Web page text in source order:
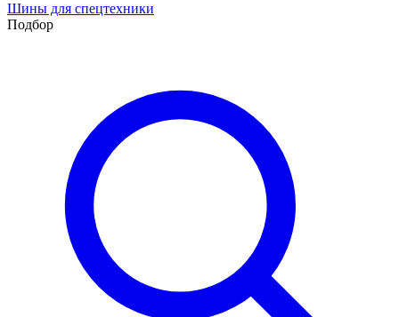
Шины для спецтехники
Подбор